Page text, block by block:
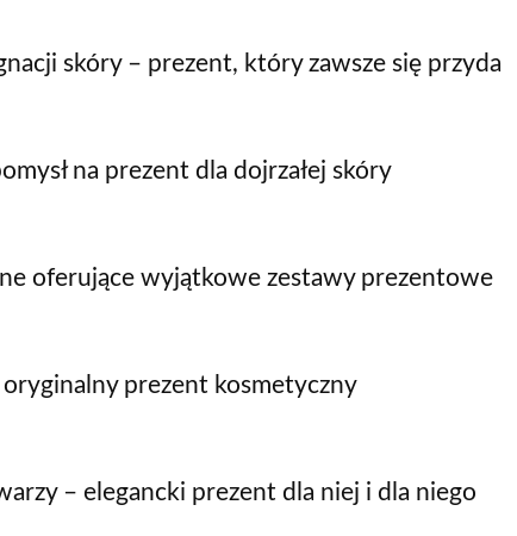
skóry – prezent, który zawsze się przyda
na prezent dla dojrzałej skóry
oferujące wyjątkowe zestawy prezentowe
oryginalny prezent kosmetyczny
– elegancki prezent dla niej i dla niego